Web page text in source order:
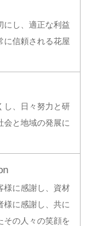
にし、適正な利益
に信頼される花屋
し、日々努力と研
会と地域の発展に
様に感謝し、資材
様に感謝し、共に
その人々の笑顔を